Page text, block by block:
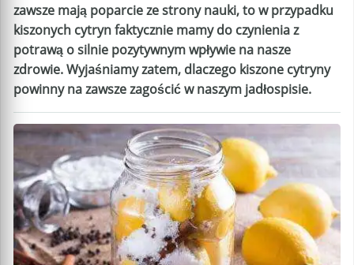
zawsze mają poparcie ze strony nauki, to w przypadku
kiszonych cytryn faktycznie mamy do czynienia z
potrawą o silnie pozytywnym wpływie na nasze
zdrowie. Wyjaśniamy zatem, dlaczego kiszone cytryny
powinny na zawsze zagościć w naszym jadłospisie.